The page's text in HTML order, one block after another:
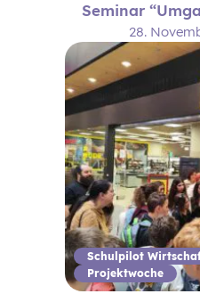
Seminar
28.
Schulpilot
Projektwoche